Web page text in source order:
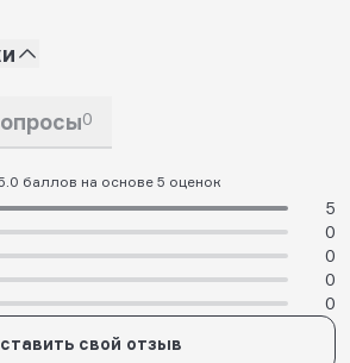
0
баллов на основе 5 оценок
5
0
0
0
0
свой отзыв